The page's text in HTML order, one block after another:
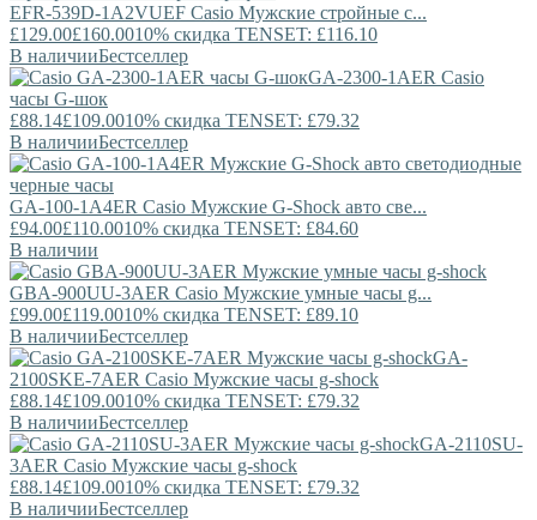
EFR-539D-1A2VUEF Casio Мужские стройные с...
£129.00£160.0010% скидка TENSET: £116.10
В наличииБестселлер
GA-2300-1AER Casio
часы G-шок
£88.14£109.0010% скидка TENSET: £79.32
В наличииБестселлер
GA-100-1A4ER Casio Мужские G-Shock авто све...
£94.00£110.0010% скидка TENSET: £84.60
В наличии
GBA-900UU-3AER Casio Мужские умные часы g...
£99.00£119.0010% скидка TENSET: £89.10
В наличииБестселлер
GA-
2100SKE-7AER Casio Мужские часы g-shock
£88.14£109.0010% скидка TENSET: £79.32
В наличииБестселлер
GA-2110SU-
3AER Casio Мужские часы g-shock
£88.14£109.0010% скидка TENSET: £79.32
В наличииБестселлер